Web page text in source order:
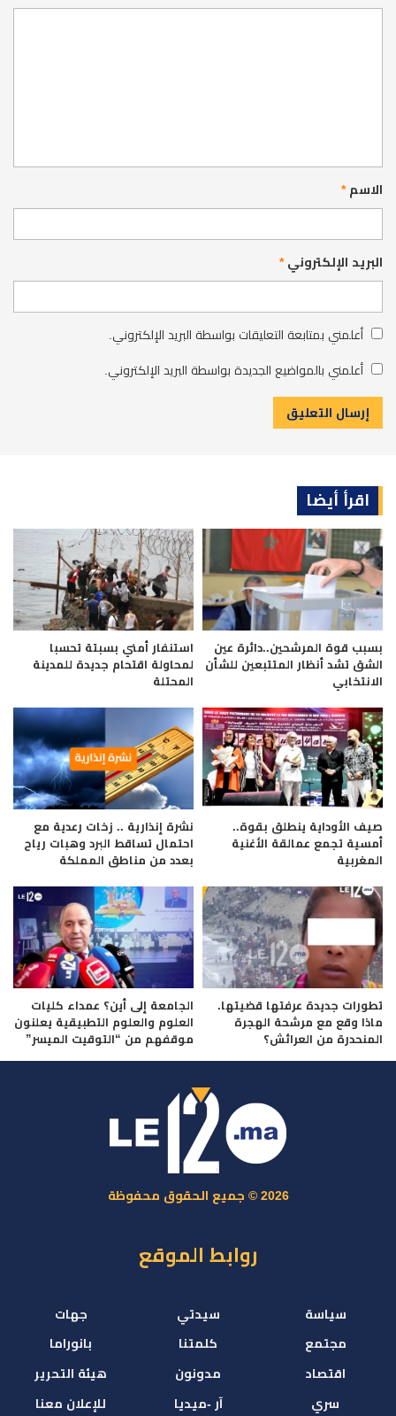
الاسم*
البريد الإلكتروني*
أعلمني بمتابعة التعليقات بواسطة البريد الإلكتروني.
أعلمني بالمواضيع الجديدة بواسطة البريد الإلكتروني.
اقرأ أيضا
بسبب قوة المرشحين..دائرة عين
الشق تشد أنظار المتتبعين للشأن
الانتخابي
استنفار أمني بسبتة تحسبا
لمحاولة اقتحام جديدة للمدينة
المحتلة
صيف الأوداية ينطلق بقوة..
أمسية تجمع عمالقة الأغنية
المغربية
نشرة إنذارية .. زخات رعدية مع
احتمال تساقط البرد وهبات رياح
بعدد من مناطق المملكة
تطورات جديدة عرفتها قضيتها.
ماذا وقع مع مرشحة الهجرة
المنحدرة من العرائش؟
الجامعة إلى أين؟ عمداء كليات
العلوم والعلوم التطبيقية يعلنون
موقفهم من “التوقيت الميسر”
2026 © جميع الحقوق محفوظة
روابط الموقع
سياسة
مجتمع
اقتصاد
سري
سيدتي
كلمتنا
مدونون
آر -ميديا
جهات
بانوراما
هيئة التحرير
للإعلان معنا